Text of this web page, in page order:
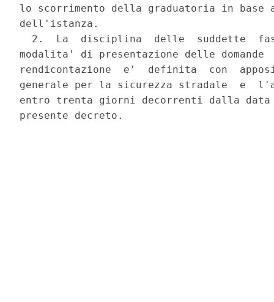
lo scorrimento della graduatoria in
dell'istanza.
2.  La  disciplina  delle  suddette
modalita' di presentazione delle
rendicontazione  e'  definita  con
generale per la sicurezza stradale  e
entro trenta giorni decorrenti dalla